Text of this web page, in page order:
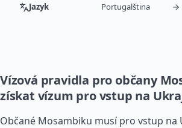
Jazyk Portugalština
Vízová pravidla pro občany
získat vízum pro vstup na
Občané Mosambiku musí pro vstup na